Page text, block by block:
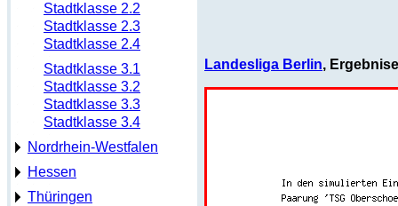
Stadtklasse 2.2
Stadtklasse 2.3
Stadtklasse 2.4
Stadtklasse 3.1
Stadtklasse 3.2
Stadtklasse 3.3
Stadtklasse 3.4
Nordrhein-Westfalen
Hessen
Thüringen
Landesliga Berlin,